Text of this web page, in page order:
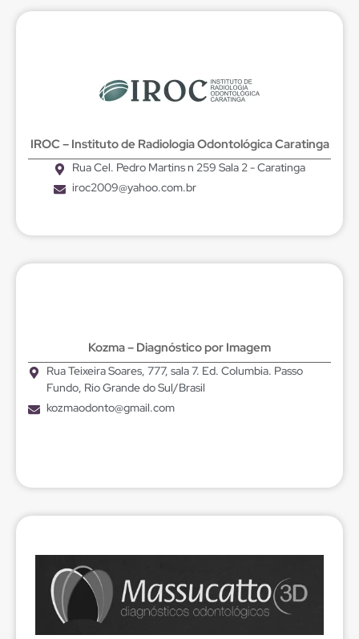
IROC – Instituto de Radiologia Odontológica Caratinga
Rua Cel. Pedro Martins n 259 Sala 2 - Caratinga
iroc2009@yahoo.com.br
Kozma – Diagnóstico por Imagem
Rua Teixeira Soares, 777, sala 7. Ed. Columbia. Passo
Fundo, Rio Grande do Sul/Brasil
kozmaodonto@gmail.com